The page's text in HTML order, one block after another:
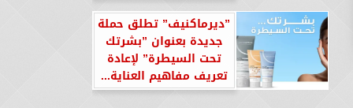
”ديرماكنيف” تطلق حملة
جديدة بعنوان ”بشرتك
تحت السيطرة” لإعادة
تعريف مفاهيم العناية...